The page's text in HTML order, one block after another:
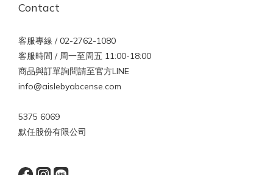
Contact
客服專線 / 02-2762-1080
客服時間 / 周一至周五 11:00-18:00
商品與訂單詢問請至官方LINE
info@aislebyabcense.com
5375 6069
默任股份有限公司